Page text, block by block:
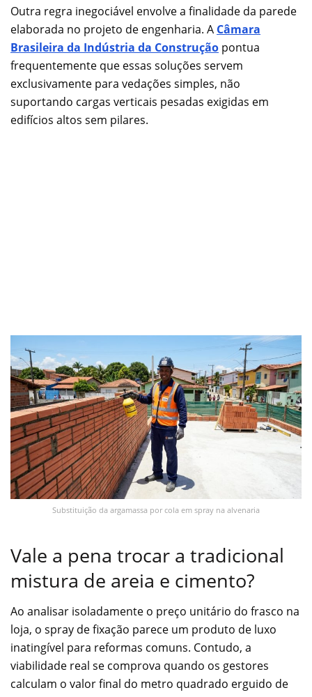
Outra regra inegociável envolve a finalidade da parede
elaborada no projeto de engenharia. A Câmara
Brasileira da Indústria da Construção pontua
frequentemente que essas soluções servem
exclusivamente para vedações simples, não
suportando cargas verticais pesadas exigidas em
edifícios altos sem pilares.
Substituição da argamassa por cola em spray na alvenaria
Vale a pena trocar a tradicional
mistura de areia e cimento?
Ao analisar isoladamente o preço unitário do frasco na
loja, o spray de fixação parece um produto de luxo
inatingível para reformas comuns. Contudo, a
viabilidade real se comprova quando os gestores
calculam o valor final do metro quadrado erguido de